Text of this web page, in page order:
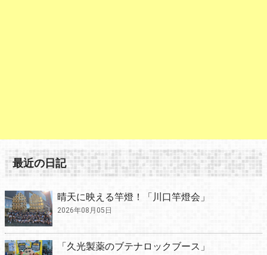
最近の日記
晴天に映える竿燈！「川口竿燈会」
2026年08月05日
「久光製薬のブテナロックブース」